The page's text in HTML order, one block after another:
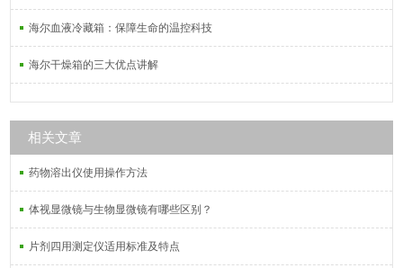
海尔血液冷藏箱：保障生命的温控科技
海尔干燥箱的三大优点讲解
相关文章
药物溶出仪使用操作方法
体视显微镜与生物显微镜有哪些区别？
片剂四用测定仪适用标准及特点